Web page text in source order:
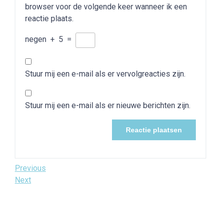
browser voor de volgende keer wanneer ik een
reactie plaats.
negen + 5 =
Stuur mij een e-mail als er vervolgreacties zijn.
Stuur mij een e-mail als er nieuwe berichten zijn.
Bericht
navigatie
Previous
Post
Previous
Next
Next